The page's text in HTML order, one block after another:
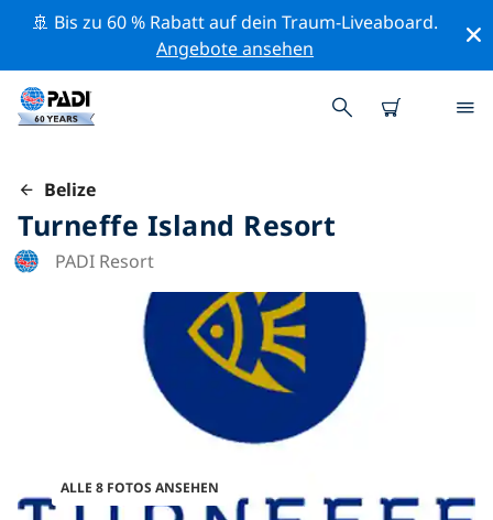
🚢 Bis zu 60 % Rabatt auf dein Traum-Liveaboard.
Angebote ansehen
Belize
Turneffe Island Resort
PADI Resort
ALLE 8 FOTOS ANSEHEN